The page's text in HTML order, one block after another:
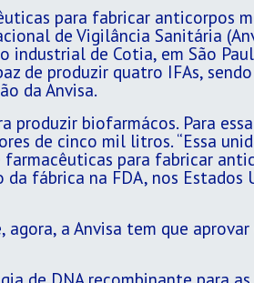
para fabricar anticorpos
de Vigilância Sanitária
de Cotia, em São
de produzir quatro IFAs,
da Anvisa.
biofarmácos. Para
de cinco mil litros. “Essa
para fabricar
fábrica na FDA, nos Estados
a Anvisa tem que